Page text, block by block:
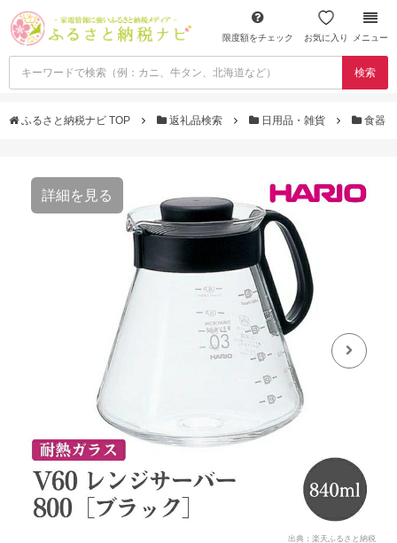
限度額をチェック お気に入り メニュー
検索
ふるさと納税ナビ TOP 返礼品検索 日用品・雑貨 食器
詳細を見る
出典：楽天ふるさと納税